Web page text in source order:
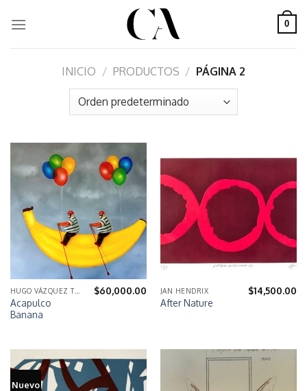
0
INICIO / PRODUCTOS / PÁGINA 2
HUGO VÁZQUEZ TELLO
Acapulco
Banana
$60,000.00 JAN HENDRIX
After Nature
$14,500.00
Nuevo